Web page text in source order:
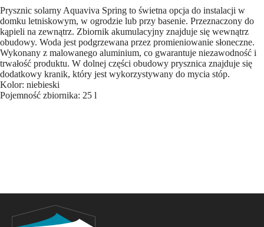
Prysznic solarny Aquaviva Spring to świetna opcja do instalacji w
domku letniskowym, w ogrodzie lub przy basenie. Przeznaczony do
kąpieli na zewnątrz. Zbiornik akumulacyjny znajduje się wewnątrz
obudowy. Woda jest podgrzewana przez promieniowanie słoneczne.
Wykonany z malowanego aluminium, co gwarantuje niezawodność i
trwałość produktu. W dolnej części obudowy prysznica znajduje się
dodatkowy kranik, który jest wykorzystywany do mycia stóp.
Kolor: niebieski
Pojemność zbiornika: 25 l